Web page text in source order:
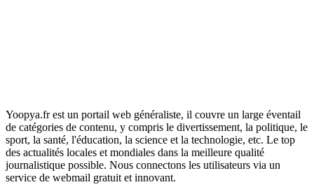
Yoopya.fr est un portail web généraliste, il couvre un large éventail
de catégories de contenu, y compris le divertissement, la politique, le
sport, la santé, l'éducation, la science et la technologie, etc. Le top
des actualités locales et mondiales dans la meilleure qualité
journalistique possible. Nous connectons les utilisateurs via un
service de webmail gratuit et innovant.